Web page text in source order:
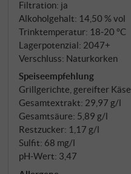
Filtration: ja
Alkoholgehalt: 14,50 % vol
Trinktemperatur: 18‑20 °C
Lagerpotenzial: 2047+
Verschluss: Naturkorken
Speiseempfehlung
Grillgerichte, gereifter Käse
Gesamtextrakt: 29,97 g/l
Gesamtsäure: 5,89 g/l
Restzucker: 1,17 g/l
Sulfit: 68 mg/l
pH-Wert: 3,47